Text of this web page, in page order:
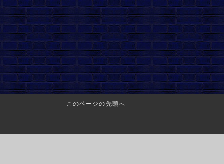
このページの先頭へ